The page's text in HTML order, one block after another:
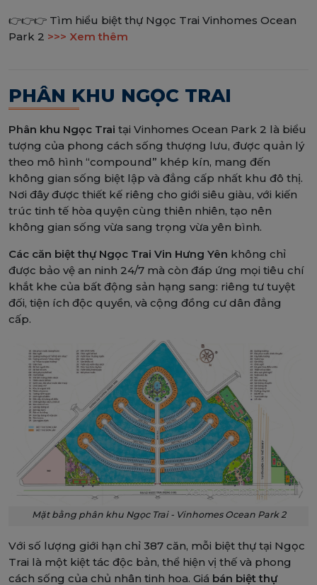
👉👉👉 Tìm hiểu biệt thự Ngọc Trai Vinhomes Ocean
Park 2 >>> Xem thêm
PHÂN KHU NGỌC TRAI
Phân khu Ngọc Trai tại Vinhomes Ocean Park 2 là biểu
tượng của phong cách sống thượng lưu, được quản lý
theo mô hình “compound” khép kín, mang đến
không gian sống biệt lập và đẳng cấp nhất khu đô thị.
Nơi đây được thiết kế riêng cho giới siêu giàu, với kiến
trúc tinh tế hòa quyện cùng thiên nhiên, tạo nên
không gian sống vừa sang trọng vừa yên bình.
Các căn biệt thự Ngọc Trai Vin Hưng Yên không chỉ
được bảo vệ an ninh 24/7 mà còn đáp ứng mọi tiêu chí
khắt khe của bất động sản hạng sang: riêng tư tuyệt
đối, tiện ích độc quyền, và cộng đồng cư dân đẳng
cấp.
Xem toàn màn hình
Mặt bằng phân khu Ngọc Trai - Vinhomes Ocean Park 2
Với số lượng giới hạn chỉ 387 căn, mỗi biệt thự tại Ngọc
Trai là một kiệt tác độc bản, thể hiện vị thế và phong
cách sống của chủ nhân tinh hoa. Giá bán biệt thự